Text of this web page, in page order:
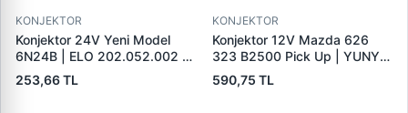
KONJEKTOR
Konjektor 24V Yeni Model
6N24B | ELO 202.052.002 |
OEM 9190110032
9190331303 CRE30104AS
253,66 TL
KONJEKTOR
Konjektor 12V Mazda 626
323 B2500 Pick Up | YUNYI
06-050 | OEM 23127VB310
231150V010
590,75 TL